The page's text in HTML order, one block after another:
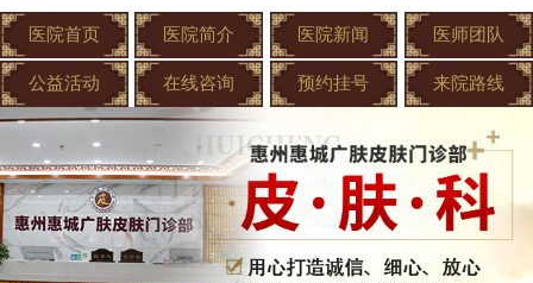
医院首页 医院简介 医院新闻 医师团队
公益活动 在线咨询 预约挂号 来院路线